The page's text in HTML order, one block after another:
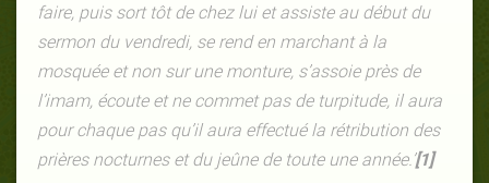
faire, puis sort tôt de chez lui et assiste au début du
sermon du vendredi, se rend en marchant à la
mosquée et non sur une monture, s’assoie près de
l’imam, écoute et ne commet pas de turpitude, il aura
pour chaque pas qu’il aura effectué la rétribution des
prières nocturnes et du jeûne de toute une année.’ [1]